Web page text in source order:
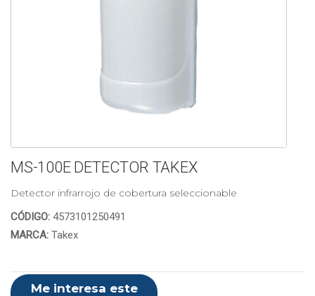
MS-100E DETECTOR TAKEX
Detector infrarrojo de cobertura seleccionable
CÓDIGO: 4573101250491
MARCA: Takex
Me interesa este